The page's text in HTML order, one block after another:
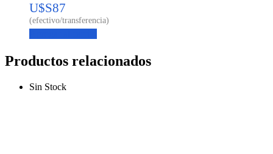
U$S87
Productos relacionados
Sin Stock